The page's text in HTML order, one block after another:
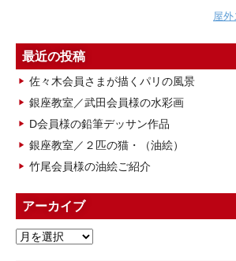
屋
最近の投稿
佐々木会員さまが描くパリの風景
銀座教室／武田会員様の水彩画
D会員様の鉛筆デッサン作品
銀座教室／２匹の猫・（油絵）
竹尾会員様の油絵ご紹介
アーカイブ
ア